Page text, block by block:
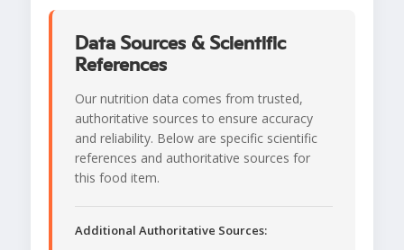
Data Sources & Scientific
References
Our nutrition data comes from trusted,
authoritative sources to ensure accuracy
and reliability. Below are specific scientific
references and authoritative sources for
this food item.
Additional Authoritative Sources: